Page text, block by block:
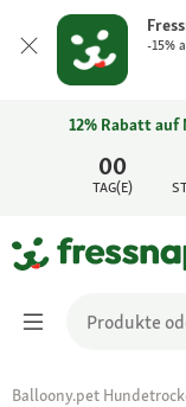
-15%
00
TAG(E)
12% Rabatt
Balloony.pet